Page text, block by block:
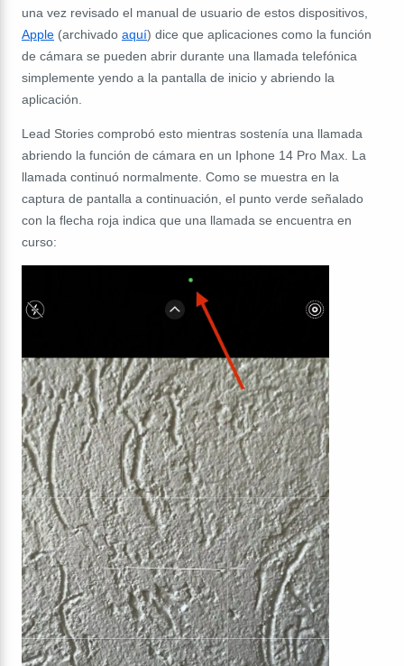
una vez revisado el manual de usuario de estos dispositivos,
Apple (archivado aquí) dice que aplicaciones como la función
de cámara se pueden abrir durante una llamada telefónica
simplemente yendo a la pantalla de inicio y abriendo la
aplicación.
Lead Stories comprobó esto mientras sostenía una llamada
abriendo la función de cámara en un Iphone 14 Pro Max. La
llamada continuó normalmente. Como se muestra en la
captura de pantalla a continuación, el punto verde señalado
con la flecha roja indica que una llamada se encuentra en
curso: